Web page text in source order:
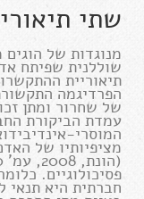
שתי
מנוגדות של
שוללנית שפיתח
תיאוריית
הפרדיגמה
של שחרור ומתן
עמדת הביקורת
המוסרי-
מציפיותיו של
פסיכולוגיים.
חברתית היא תנאי